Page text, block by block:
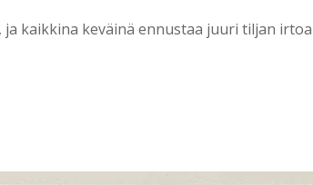
kaikkina keväinä ennustaa juuri tiljan